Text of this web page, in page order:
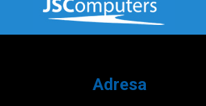
Adresa